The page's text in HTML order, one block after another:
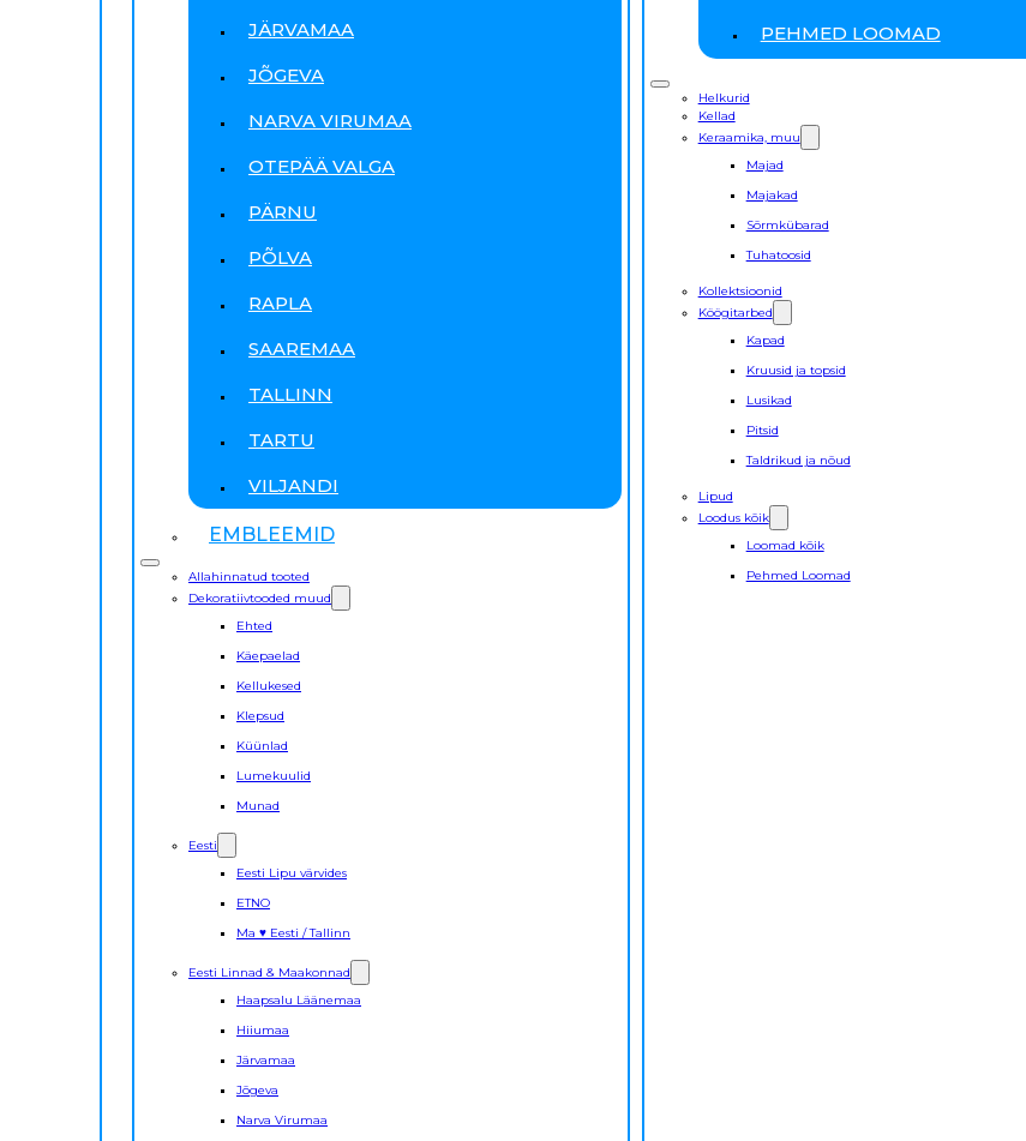
JÄRVAMAA
JÕGEVA
NARVA VIRUMAA
OTEPÄÄ VALGA
PÄRNU
PÕLVA
RAPLA
SAAREMAA
TALLINN
TARTU
VILJANDI
EMBLEEMID
Allahinnatud tooted
Dekoratiivtooded muud
Ehted
Käepaelad
Kellukesed
Klepsud
Küünlad
Lumekuulid
Munad
Eesti
Eesti Lipu värvides
ETNO
Ma ♥ Eesti / Tallinn
Eesti Linnad & Maakonnad
Haapsalu Läänemaa
Hiiumaa
Järvamaa
Jõgeva
Narva Virumaa
PEHMED LOOMAD
Helkurid
Kellad
Keraamika, muu
Majad
Majakad
Sõrmkübarad
Tuhatoosid
Kollektsioonid
Köögitarbed
Kapad
Kruusid ja topsid
Lusikad
Pitsid
Taldrikud ja nõud
Lipud
Loodus kõik
Loomad kõik
Pehmed Loomad